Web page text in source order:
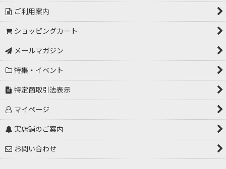
ご利用案内
ショッピングカート
メールマガジン
特集・イベント
特定商取引法表示
マイページ
実店舗のご案内
お問い合わせ